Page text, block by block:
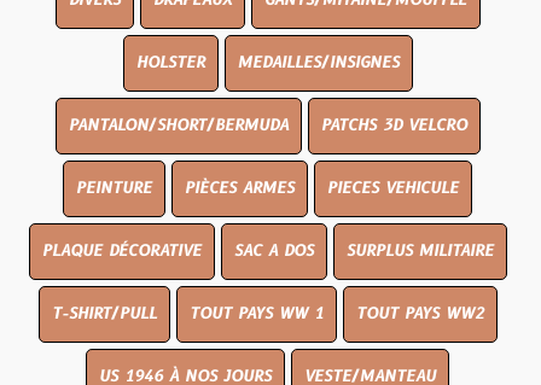
HOLSTER MEDAILLES/INSIGNES
PANTALON/SHORT/BERMUDA PATCHS 3D VELCRO
PEINTURE PIÈCES ARMES PIECES VEHICULE
PLAQUE DÉCORATIVE SAC A DOS SURPLUS MILITAIRE
T-SHIRT/PULL TOUT PAYS WW 1 TOUT PAYS WW2
US 1946 À NOS JOURS VESTE/MANTEAU